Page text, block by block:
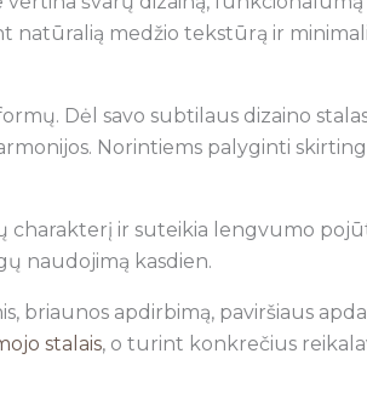
natūralią medžio tekstūrą ir
Dėl savo subtilaus dizaino
Norintiems palyginti
charakterį ir suteikia lengvumo
naudojimą kasdien.
briaunos apdirbimą, paviršiaus
stalais, o turint konkrečius